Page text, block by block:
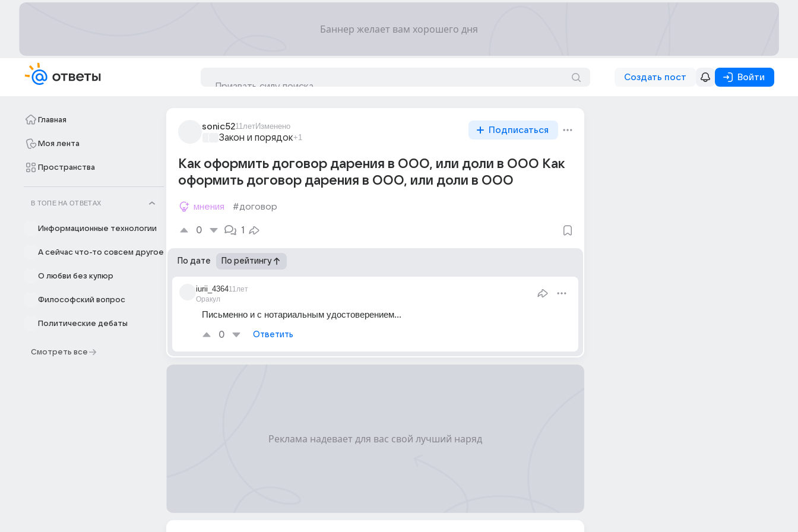
Создать пост Войти
Главная
Моя лента
Пространства
В ТОПЕ НА ОТВЕТАХ
Информационные технологии
А сейчас что-то совсем другое
О любви без купюр
Философский вопрос
Политические дебаты
Смотреть все
sonic5211летИзменено
Закон и порядок+1
Подписаться
Как оформить договор дарения в ООО, или доли в ООО Как
оформить договор дарения в ООО, или доли в ООО
мнения #договор
0 1
По дате По рейтингу
iurii_4364
Оракул
11лет
Письменно и с нотариальным удостоверением...
0 Ответить